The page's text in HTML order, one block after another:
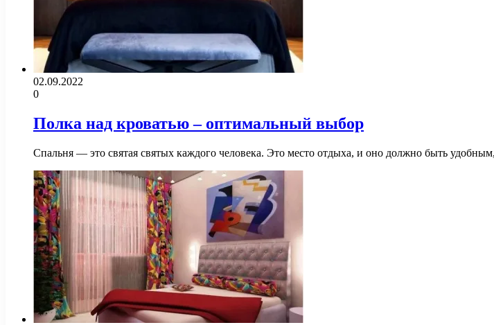
02.09.2022
0
Полка над кроватью – оптимальный выбор
Спальня — это святая святых каждого человека. Это место отдыха, и оно должно быть